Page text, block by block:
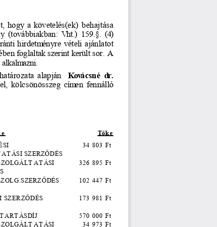
hogy a követelés(ek) behajtása
(továbbiakban: Vht.) 159.§. (4)
hirdetményre vételi ajánlatot
foglaltak szerint került sor. A
alkalmazni.
határozata alapján Kovácsné
dr.
el, kölcsönösszeg címen fennálló
e Tőke
AT ÁSI SZERZŐDÉS
34 803 Ft
AT ÁSI
326 895 Ft
ŐDÉS 102 447 Ft
SZERZŐDÉS 173 981 Ft
ART ÁSDÍJ
570 000 Ft
AT ÁSI 34 973 Ft